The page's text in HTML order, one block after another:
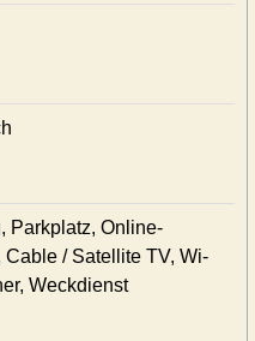
Parkplatz, Online-
/ Satellite TV, Wi-
Weckdienst